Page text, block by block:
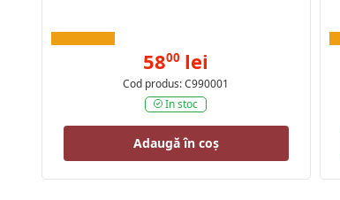
5800 lei
Cod produs: C990001
In stoc
Adaugă în coș